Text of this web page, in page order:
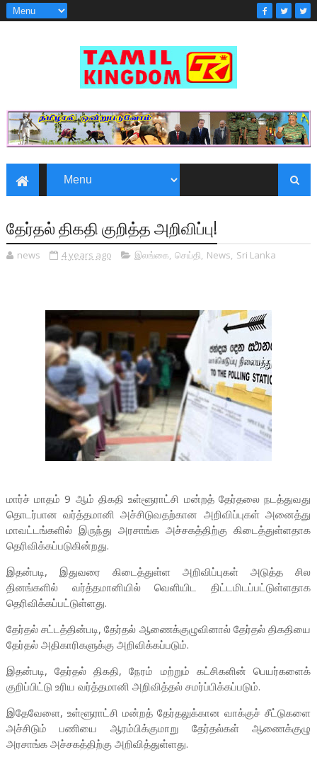
தேர்தல் திகதி குறித்த அறிவிப்பு!
news 4 years ago இலங்கை, செய்தி, News, Sri Lanka
மார்ச் மாதம் 9 ஆம் திகதி உள்ளூராட்சி மன்றத் தேர்தலை நடத்துவது
தொடர்பான வர்த்தமானி அச்சிடுவதற்கான அறிவிப்புகள் அனைத்து
மாவட்டங்களில் இருந்து அரசாங்க அச்சகத்திற்கு கிடைத்துள்ளதாக
தெரிவிக்கப்படுகின்றது.
இதன்படி, இதுவரை கிடைத்துள்ள அறிவிப்புகள் அடுத்த சில
தினங்களில் வர்த்தமானியில் வெளியிட திட்டமிடப்பட்டுள்ளதாக
தெரிவிக்கப்பட்டுள்ளது.
தேர்தல் சட்டத்தின்படி, தேர்தல் ஆணைக்குழுவினால் தேர்தல் திகதியை
தேர்தல் அதிகாரிகளுக்கு அறிவிக்கப்படும்.
இதன்படி, தேர்தல் திகதி, நேரம் மற்றும் கட்சிகளின் பெயர்களைக்
குறிப்பிட்டு உரிய வர்த்தமானி அறிவித்தல் சமர்ப்பிக்கப்படும்.
இதேவேளை, உள்ளூராட்சி மன்றத் தேர்தலுக்கான வாக்குச் சீட்டுகளை
அச்சிடும் பணியை ஆரம்பிக்குமாறு தேர்தல்கள் ஆணைக்குழு
அரசாங்க அச்சகத்திற்கு அறிவித்துள்ளது.